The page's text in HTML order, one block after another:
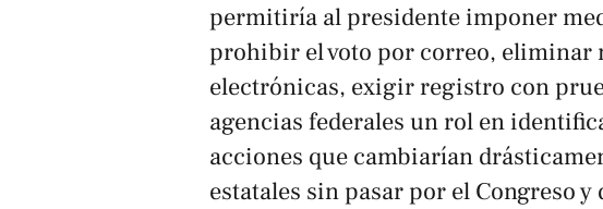
permitiría al presidente imponer
prohibir el voto por correo, eliminar
electrónicas, exigir registro con
agencias federales un rol en
acciones que cambiarían
estatales sin pasar por el Congreso